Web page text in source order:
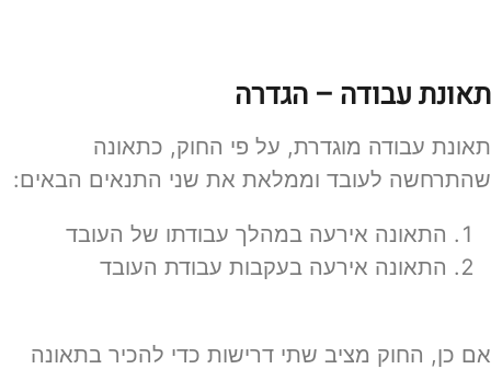
תאונת עבודה – הגדרה
תאונת עבודה מוגדרת, על פי החוק, כתאונה
שהתרחשה לעובד וממלאת את שני התנאים הבאים:
התאונה אירעה במהלך עבודתו של העובד
התאונה אירעה בעקבות עבודת העובד
אם כן, החוק מציב שתי דרישות כדי להכיר בתאונה